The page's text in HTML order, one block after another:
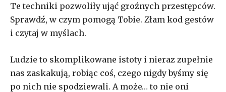
Te techniki pozwoliły ująć groźnych przestępców.
Sprawdź, w czym pomogą Tobie. Złam kod gestów
i czytaj w myślach.
Ludzie to skomplikowane istoty i nieraz zupełnie
nas zaskakują, robiąc coś, czego nigdy byśmy się
po nich nie spodziewali. A może… to nie oni